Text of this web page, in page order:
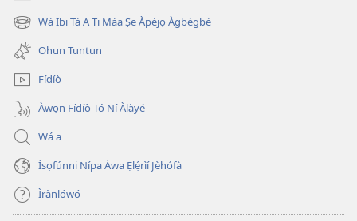
new
window)
Wá Ibi Tá A Ti Máa Ṣe Àpéjọ Àgbègbè
(opens
new
window)
Ohun Tuntun
Fídíò
Àwọn Fídíò Tó Ní Àlàyé
Wá a
Ìsọfúnni Nípa Àwa Ẹlẹ́rìí Jèhófà
Ìrànlọ́wọ́